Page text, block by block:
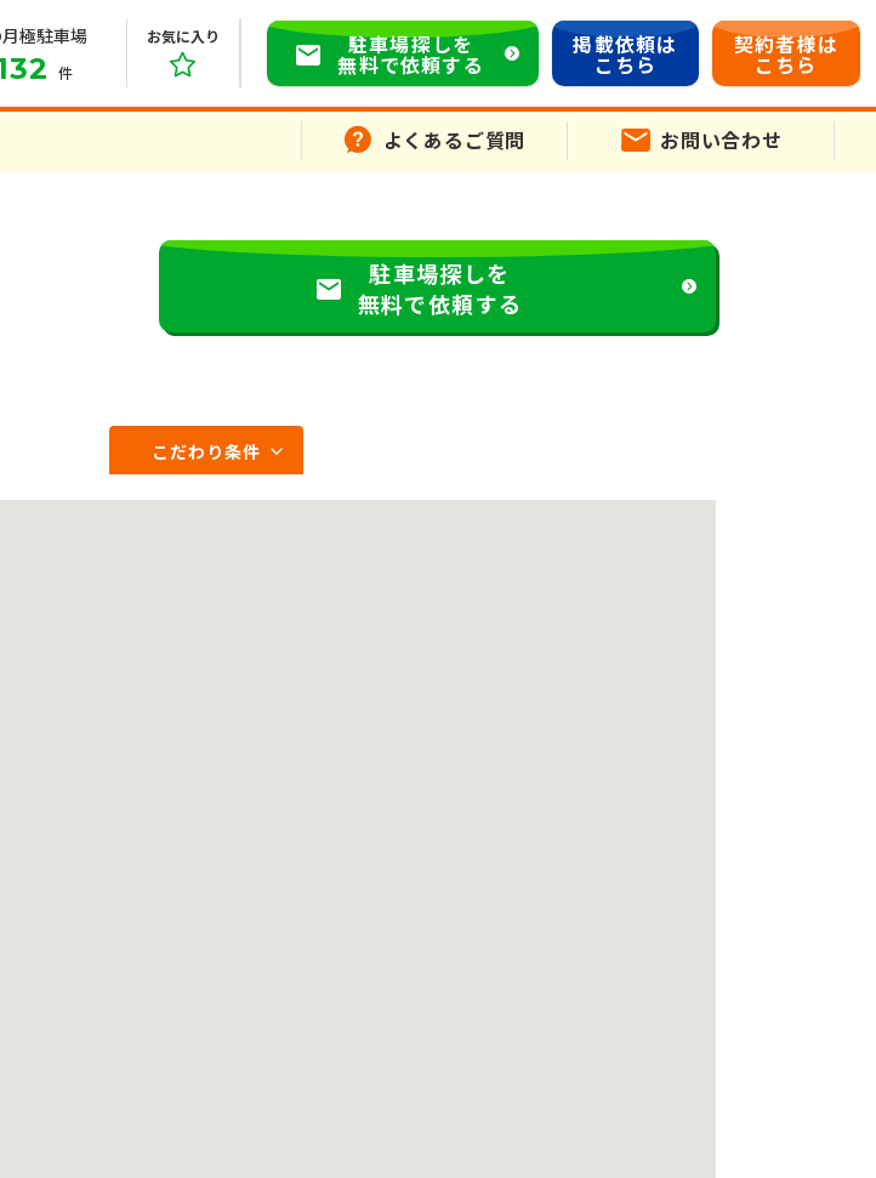
極駐車場
件
お気に入り 駐車場探しを
無料で依頼する
掲載依頼は
こちら
契約者様は
こちら
よくあるご質問 お問い合わせ
駐車場探しを
無料で依頼する
こだわり条件